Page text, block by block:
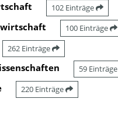
102 Einträge
100 Einträge
262 Einträge
59 Einträge
220 Einträge